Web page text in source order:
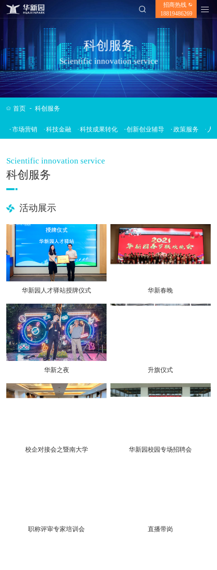
招商热线
18819486269
科创服务
Scientific innovation service
首页 - 科创服务
市场营销 科技金融 科技成果转化 创新创业辅导 政策服务 人
Scientific innovation service
科创服务
活动展示
华新园人才驿站授牌仪式 华新春晚
华新之夜 升旗仪式
校企对接会之暨南大学 华新园校园专场招聘会
职称评审专家培训会 直播带岗